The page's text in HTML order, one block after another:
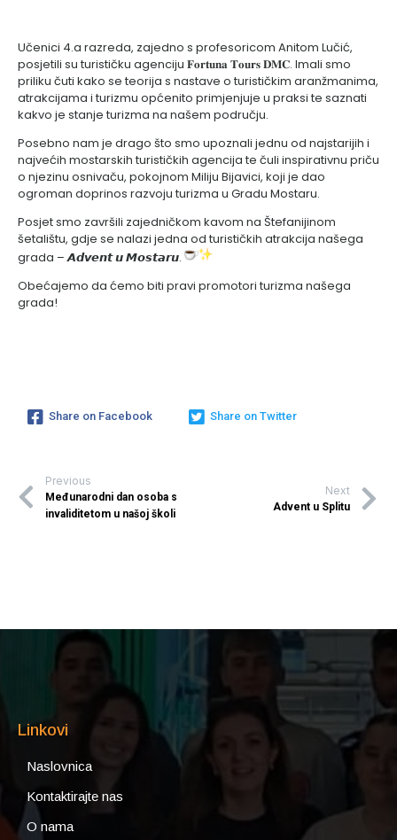
Učenici 4.a razreda, zajedno s profesoricom Anitom Lučić,
posjetili su turističku agenciju 𝐅𝐨𝐫𝐭𝐮𝐧𝐚 𝐓𝐨𝐮𝐫𝐬 𝐃𝐌𝐂. Imali smo
priliku čuti kako se teorija s nastave o turističkim aranžmanima,
atrakcijama i turizmu općenito primjenjuje u praksi te saznati
kakvo je stanje turizma na našem području.
Posebno nam je drago što smo upoznali jednu od najstarijih i
najvećih mostarskih turističkih agencija te čuli inspirativnu priču
o njezinu osnivaču, pokojnom Miliju Bijavici, koji je dao
ogroman doprinos razvoju turizma u Gradu Mostaru.
Posjet smo završili zajedničkom kavom na Štefanijinom
šetalištu, gdje se nalazi jedna od turističkih atrakcija našega
grada – 𝘼𝙙𝙫𝙚𝙣𝙩 𝙪 𝙈𝙤𝙨𝙩𝙖𝙧𝙪.
Obećajemo da ćemo biti pravi promotori turizma našega
grada!
Share on Facebook Share on Twitter
Previous
Međunarodni dan osoba s
invaliditetom u našoj školi
Next
Advent u Splitu
Linkovi
Naslovnica
Kontaktirajte nas
O nama